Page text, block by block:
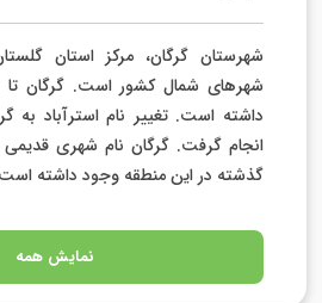
شهرستان گرگان، مرکز استان
داشته است. تغییر نام استرآباد به
انجام گرفت. گرگان نام شهری قدیمی
گذشته در این منطقه وجود داشته
نمایش همه